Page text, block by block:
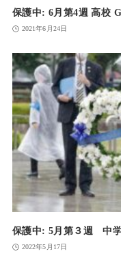
保護中: 6月第4週 高校
2021年6月24日
保護中: 5月第３週 中
2022年5月17日